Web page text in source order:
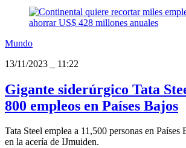
Mundo
13/11/2023
11:22
Gigante siderúrgico Tata
800 empleos en Países Bajos
Tata Steel emplea a 11,500 personas en Países
en la acería de IJmuiden.